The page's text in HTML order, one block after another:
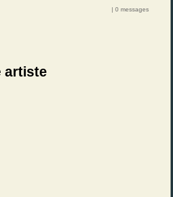
| 0 messages
artiste